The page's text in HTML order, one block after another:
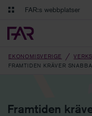
Gå till innehåll
Gå till navigation
Ekonomiska regler på ett
Debatt och fördjupning i
FAR:s webbplatser
EKONOMISVERIGE
FRAMTIDEN KRÄVER
Framtiden